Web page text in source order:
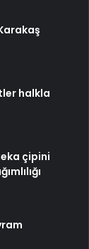
halkla
çipini